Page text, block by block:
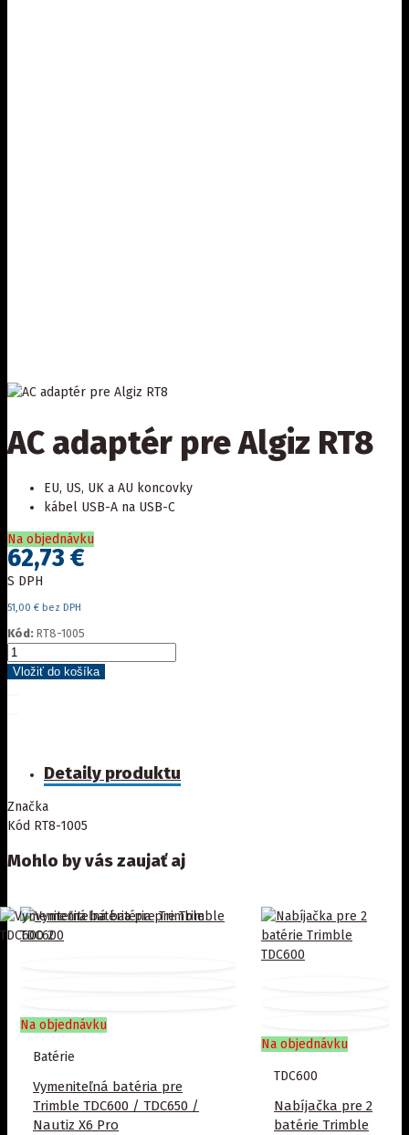
AC adaptér pre Algiz RT8
EU, US, UK a AU koncovky
kábel USB-A na USB-C
Na objednávku
62,73 €
S DPH
51,00 € bez DPH
Kód: RT8-1005
Vložiť do košíka
Detaily produktu
Značka
Kód RT8-1005
Mohlo by vás zaujať aj
Na objednávku
Batérie
Vymeniteľná batéria pre
Trimble TDC600 / TDC650 /
Nautiz X6 Pro
Na objednávku
TDC600
Nabíjačka pre 2
batérie Trimble